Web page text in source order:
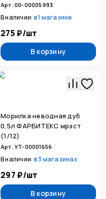
Арт. 00-00005993
В наличии: в1 магазине
275 ₽/шт
В корзину
Морилка неводная дуб
0,5л ФАРБИТЕКС мрзст
(1/12)
Арт. УТ-00001656
В наличии: в3 магазинах
297 ₽/шт
В корзину